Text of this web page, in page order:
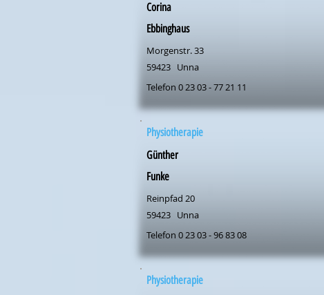
Corina
Ebbinghaus
Morgenstr. 33
59423 Unna
Telefon 0 23 03 - 77 21 11
Physiotherapie
Günther
Funke
Reinpfad 20
59423 Unna
Telefon 0 23 03 - 96 83 08
Physiotherapie